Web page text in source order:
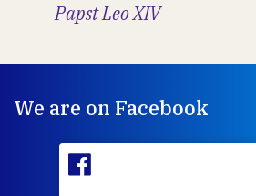
Papst Leo XIV
We are on Facebook